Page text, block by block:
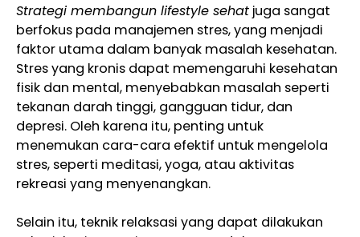
Strategi membangun lifestyle sehat juga sangat
berfokus pada manajemen stres, yang menjadi
faktor utama dalam banyak masalah kesehatan.
Stres yang kronis dapat memengaruhi kesehatan
fisik dan mental, menyebabkan masalah seperti
tekanan darah tinggi, gangguan tidur, dan
depresi. Oleh karena itu, penting untuk
menemukan cara-cara efektif untuk mengelola
stres, seperti meditasi, yoga, atau aktivitas
rekreasi yang menyenangkan.
Selain itu, teknik relaksasi yang dapat dilakukan